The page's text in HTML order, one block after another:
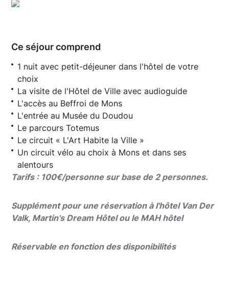
Ce séjour comprend
1 nuit avec petit-déjeuner dans l'hôtel de votre
choix
La visite de l'Hôtel de Ville avec audioguide
L'accès au Beffroi de Mons
L'entrée au Musée du Doudou
Le parcours Totemus
Le circuit « L'Art Habite la Ville »
Un circuit vélo au choix à Mons et dans ses
alentours
Tarifs : 100€/personne sur base de 2 personnes.
Supplément pour une réservation à l'hôtel Van Der
Valk, Martin's Dream Hôtel ou le MAH hôtel
Réservable en fonction des disponibilités